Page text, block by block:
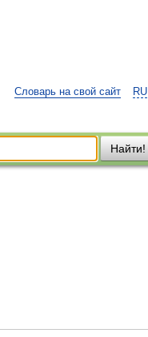
RU
Словарь на свой сайт
Найти!